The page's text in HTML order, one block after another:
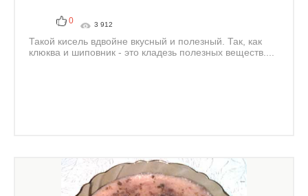
0 3 912
Такой кисель вдвойне вкусный и полезный. Так, как
клюква и шиповник - это кладезь полезных веществ....